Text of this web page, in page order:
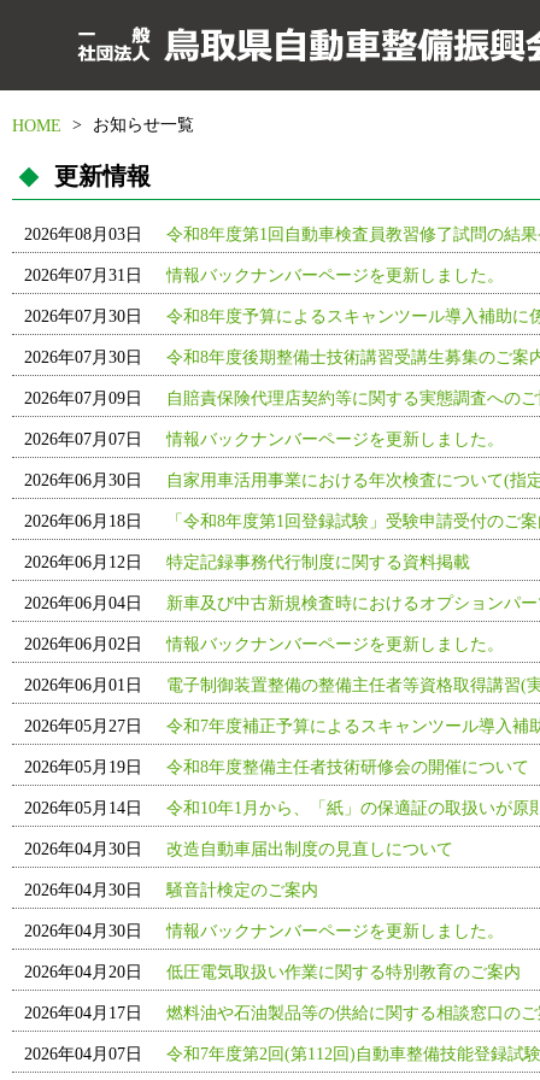
HOME > お知らせ一覧
更新情報
2026年08月03日 令和8年度第1回自動車検査員教習修了試問の結
2026年07月31日 情報バックナンバーページを更新しました。
2026年07月30日 令和8年度予算によるスキャンツール導入補助
2026年07月30日 令和8年度後期整備士技術講習受講生募集のご
2026年07月09日 自賠責保険代理店契約等に関する実態調査への
2026年07月07日 情報バックナンバーページを更新しました。
2026年06月30日 自家用車活用事業における年次検査について(指
2026年06月18日 「令和8年度第1回登録試験」受験申請受付のご
2026年06月12日 特定記録事務代行制度に関する資料掲載
2026年06月04日 新車及び中古新規検査時におけるオプションパ
2026年06月02日 情報バックナンバーページを更新しました。
2026年06月01日 電子制御装置整備の整備主任者等資格取得講習(
2026年05月27日 令和7年度補正予算によるスキャンツール導入
2026年05月19日 令和8年度整備主任者技術研修会の開催について
2026年05月14日 令和10年1月から、「紙」の保適証の取扱いが
2026年04月30日 改造自動車届出制度の見直しについて
2026年04月30日 騒音計検定のご案内
2026年04月30日 情報バックナンバーページを更新しました。
2026年04月20日 低圧電気取扱い作業に関する特別教育のご案内
2026年04月17日 燃料油や石油製品等の供給に関する相談窓口の
2026年04月07日 令和7年度第2回(第112回)自動車整備技能登録試